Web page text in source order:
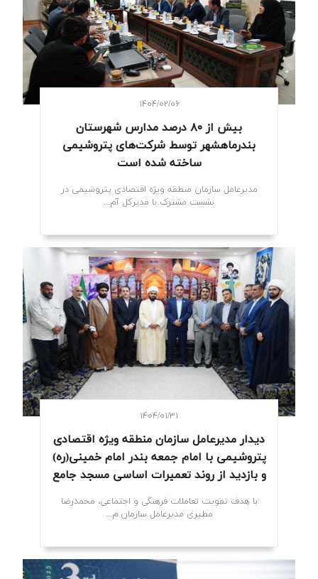
۱۴۰۴/۰۲/۰۶
بیش از ۸۰ درصد مدارس شهرستان
بندرماهشهر توسط شرکت‌های پتروشیمی
ساخته شده است
مدیرعامل سازمان منطقه ویژه اقتصادی پتروشیمی در
نشست مشترک با مدیرکل آم...
۱۴۰۴/۰۱/۳۱
دیدار مدیرعامل سازمان منطقه ویژه اقتصادی
پتروشیمی با امام جمعه بندر امام خمینی(ره)
و بازدید از روند تعمیرات اساسی مسجد جامع
شهر
با هدف تقویت تعاملات فرهنگی و اجتماعی، محمدرضا
مطیری مدیرعامل سازمان م...